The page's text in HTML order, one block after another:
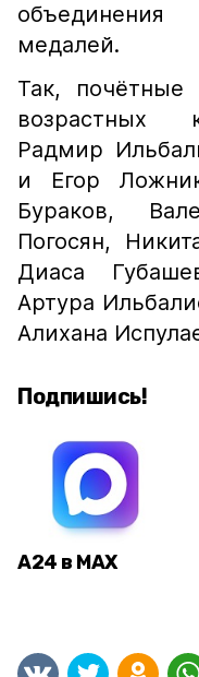
медалей.
Так,
возрастных
Радмир
и Егор
Бураков,
Погосян,
Диаса
Артура
Алихана
Подпишись!
А24 в MAX